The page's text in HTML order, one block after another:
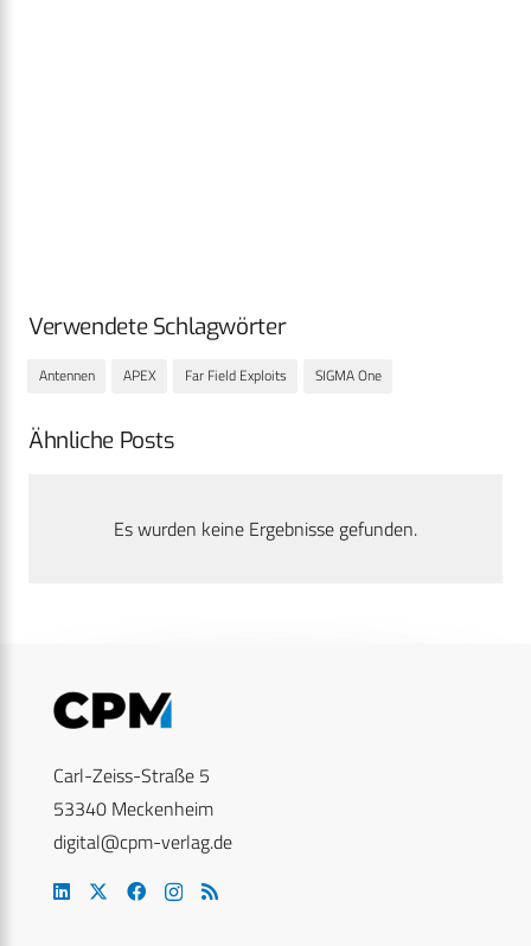
Verwendete Schlagwörter
Antennen APEX Far Field Exploits SIGMA One
Ähnliche Posts
Es wurden keine Ergebnisse gefunden.
Carl-Zeiss-Straße 5
53340 Meckenheim
digital@cpm-verlag.de